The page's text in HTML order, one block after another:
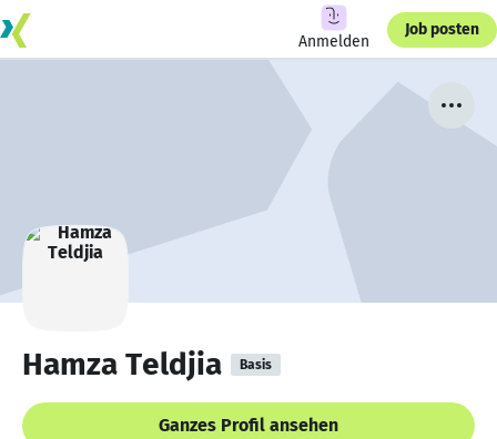
Anmelden
Job posten
Hamza Teldjia Basis
Ganzes Profil ansehen